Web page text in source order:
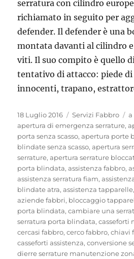
serratura con cilindro
richiamato in seguito per
defender. Il defender è una
montata davanti al cilindro
viti. Il suo compito è quello
tentativo di attacco: piede
innocenti, trapano,
Pubblicato
il
18 Luglio 2016 Categorie
Servizi Fabbro a
apertura di emergenza serrature,
porta senza scasso,apertura porte
blindate senza scasso,apertura
serrature,apertura serrature
porta blindata,assistenza fabbro,
assistenza serratura fiam,
blindate atra,assistenza tapparelle
aziende fabbri, bloccaggio
porta blindata,cambiare una
serratura porta blindata,casseforti
cercasi fabbro,cerco fabbro,chiavi
casseforti assistenza,conversione
dierre serrature manutenzione